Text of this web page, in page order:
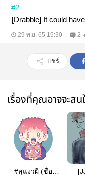
#2
[Drabble] It could
29 พ.ย. 65 19:30 2
แชร์
เรื่องที่คุณอาจจะสน
#สุแงวผี (ชื่อ